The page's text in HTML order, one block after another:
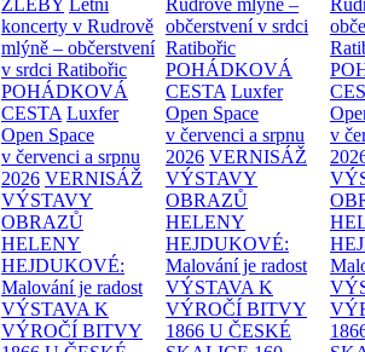
ŽLEBY Letní
koncerty v Rudrově
mlýně – občerstvení
v srdci Ratibořic
POHÁDKOVÁ
CESTA Luxfer
Open Space
v červenci a srpnu
2026 VERNISÁŽ
VÝSTAVY
OBRAZŮ
HELENY
HEJDUKOVÉ:
Malování je radost
VÝSTAVA K
VÝROČÍ BITVY
Rudrově mlýně –
občerstvení v srdci
Ratibořic
POHÁDKOVÁ
CESTA Luxfer
Open Space
v červenci a srpnu
2026 VERNISÁŽ
VÝSTAVY
OBRAZŮ
HELENY
HEJDUKOVÉ:
Malování je radost
VÝSTAVA K
VÝROČÍ BITVY
1866 U ČESKÉ
v